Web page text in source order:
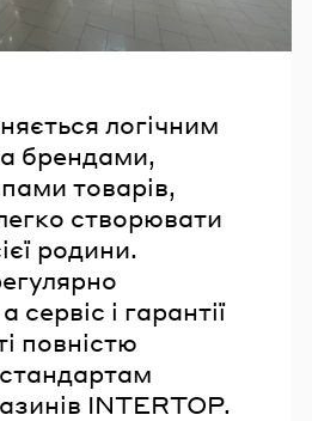
логічним
брендами,
товарів,
створювати
родини.
і гарантії
повністю
INTERTOP.